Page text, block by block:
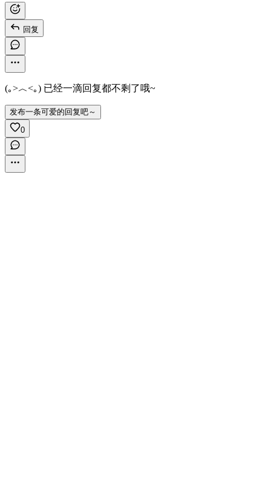
回复
(｡>︿<｡) 已经一滴回复都不剩了哦~
发布一条可爱的回复吧～
0